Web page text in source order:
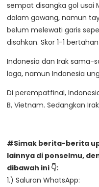
sempat disangka gol usai
dalam gawang, namun
belum melewati garis
disahkan. Skor 1-1
Indonesia dan Irak sama-
laga, namun Indonesia
Di perempatfinal,
B, Vietnam. Sedangkan
#Simak berita-berita
lainnya di ponselmu,
dibawah ini 👇:
1.) Saluran WhatsApp: